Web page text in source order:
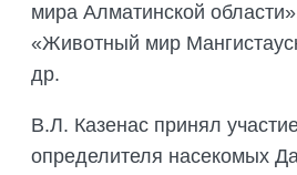
мира Алматинской
«Животный мир
др.
В.Л. Казенас принял
определителя насекомых